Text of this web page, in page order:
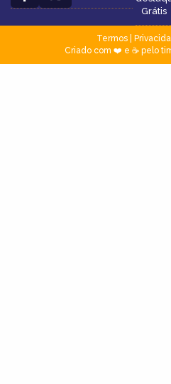
Grátis
Termos|
Criado com ❤️ e ☕ pelo